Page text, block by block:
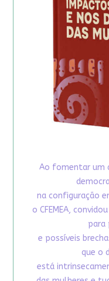
Ao fomentar um
na configuração
o CFEMEA,
para
e possíveis
que o
está